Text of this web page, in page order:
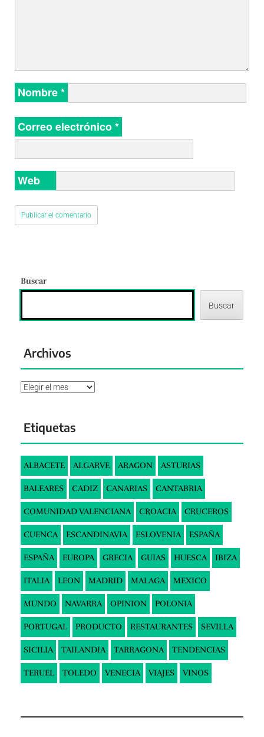
Nombre*
Correo electrónico*
Web
Buscar
Buscar
Archivos
Archivos
Etiquetas
ALBACETE ALGARVE ARAGON ASTURIAS
BALEARES CADIZ CANARIAS CANTABRIA
COMUNIDAD VALENCIANA CROACIA CRUCEROS
CUENCA ESCANDINAVIA ESLOVENIA ESPAÑA
ESPAÑA EUROPA GRECIA GUIAS HUESCA IBIZA
ITALIA LEON MADRID MALAGA MEXICO
MUNDO NAVARRA OPINION POLONIA
PORTUGAL PRODUCTO RESTAURANTES SEVILLA
SICILIA TAILANDIA TARRAGONA TENDENCIAS
TERUEL TOLEDO VENECIA VIAJES VINOS